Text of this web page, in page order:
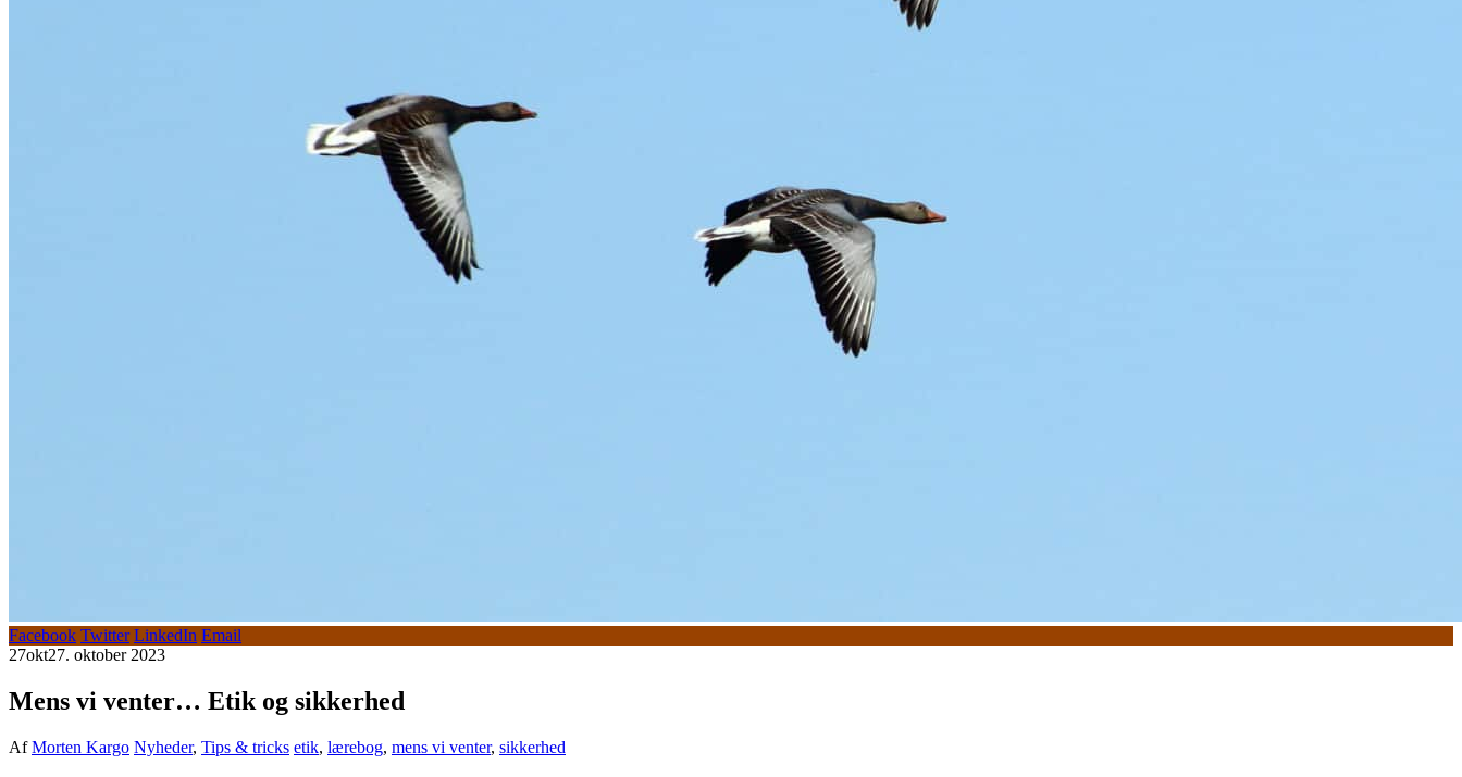
Facebook Twitter LinkedIn Email
27okt27. oktober 2023
Mens vi venter… Etik og sikkerhed
Af Morten Kargo Nyheder, Tips & tricks etik, lærebog, mens vi venter, sikkerhed